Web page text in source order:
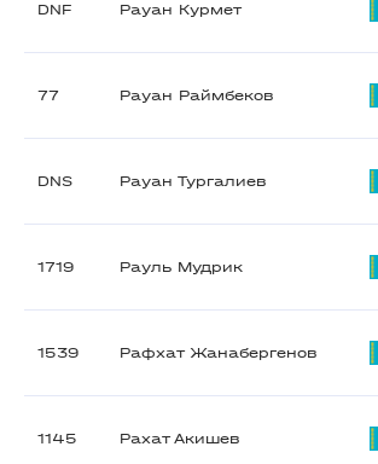
DNF Рауан Курмет
77 Рауан Раймбеков
DNS Рауан Тургалиев
1719 Рауль Мудрик
1539 Рафхат Жанабергенов
1145 Рахат Акишев